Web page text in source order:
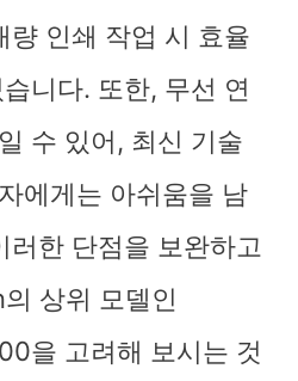
량 인쇄 작업 시 효율
니다. 또한, 무선 연
수 있어, 최신 기술
에게는 아쉬움을 남
러한 단점을 보완하고
상위 모델인
을 고려해 보시는 것